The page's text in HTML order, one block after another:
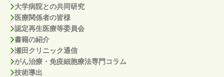
大学病院との共同研究
医療関係者の皆様
認定再生医療等委員会
書籍の紹介
瀬田クリニック通信
がん治療・免疫細胞療法専門コラム
技術導出